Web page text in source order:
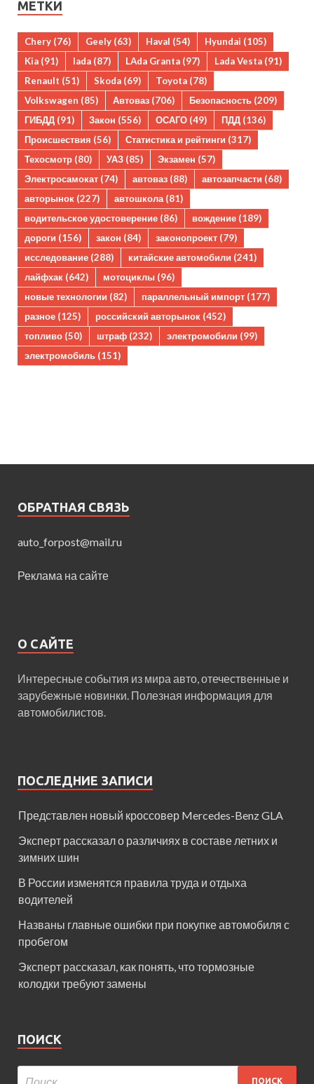
МЕТКИ
Chery (76) Geely (63) Haval (54) Hyundai (105)
Kia (91) lada (87) LAda Granta (97) Lada Vesta (91)
Renault (51) Skoda (69) Toyota (78)
Volkswagen (85) Автоваз (706) Безопасность (209)
ГИБДД (91) Закон (556) ОСАГО (49) ПДД (136)
Происшествия (56) Статистика и рейтинги (317)
Техосмотр (80) УАЗ (85) Экзамен (57)
Электросамокат (74) автоваз (88) автозапчасти (68)
авторынок (227) автошкола (81)
водительское удостоверение (86) вождение (189)
дороги (156) закон (84) законопроект (79)
исследование (288) китайские автомобили (241)
лайфхак (642) мотоциклы (96)
новые технологии (82) параллельный импорт (177)
разное (125) российский авторынок (452)
топливо (50) штраф (232) электромобили (99)
электромобиль (151)
ОБРАТНАЯ СВЯЗЬ
auto_forpost@mail.ru
Реклама на сайте
О САЙТЕ
Интересные события из мира авто, отечественные и
зарубежные новинки. Полезная информация для
автомобилистов.
ПОСЛЕДНИЕ ЗАПИСИ
Представлен новый кроссовер Mercedes-Benz GLA
Эксперт рассказал о различиях в составе летних и
зимних шин
В России изменятся правила труда и отдыха
водителей
Названы главные ошибки при покупке автомобиля с
пробегом
Эксперт рассказал, как понять, что тормозные
колодки требуют замены
ПОИСК